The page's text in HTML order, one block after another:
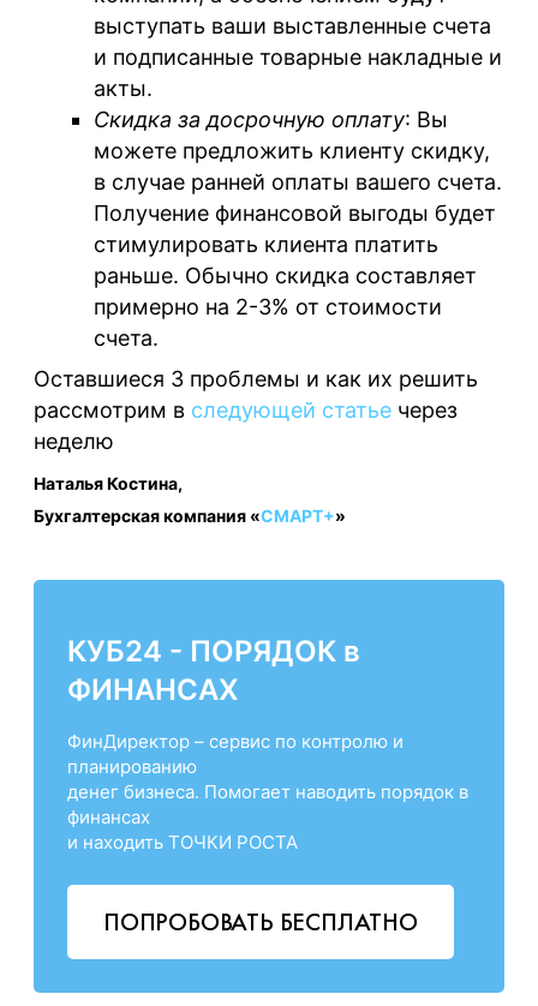
выступать ваши выставленные счета
и подписанные товарные накладные и
акты.
Скидка за досрочную оплату: Вы
можете предложить клиенту скидку,
в случае ранней оплаты вашего счета.
Получение финансовой выгоды будет
стимулировать клиента платить
раньше. Обычно скидка составляет
примерно на 2-3% от стоимости
счета.
Оставшиеся 3 проблемы и как их решить
рассмотрим в следующей статье через
неделю
Наталья Костина,
Бухгалтерская компания «СМАРТ+»
КУБ24 - ПОРЯДОК в
ФИНАНСАХ
ФинДиректор – сервис по контролю и
планированию
денег бизнеса. Помогает наводить порядок в
финансах
и находить ТОЧКИ РОСТА
ПОПРОБОВАТЬ БЕСПЛАТНО